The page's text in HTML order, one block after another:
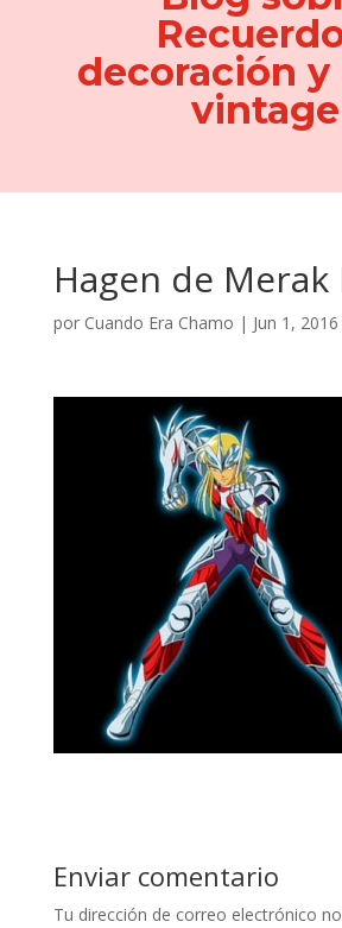
decoración y
vintage
Hagen de Merak
por Cuando Era Chamo | Jun 1, 2016
Enviar comentario
Tu dirección de correo electrónico